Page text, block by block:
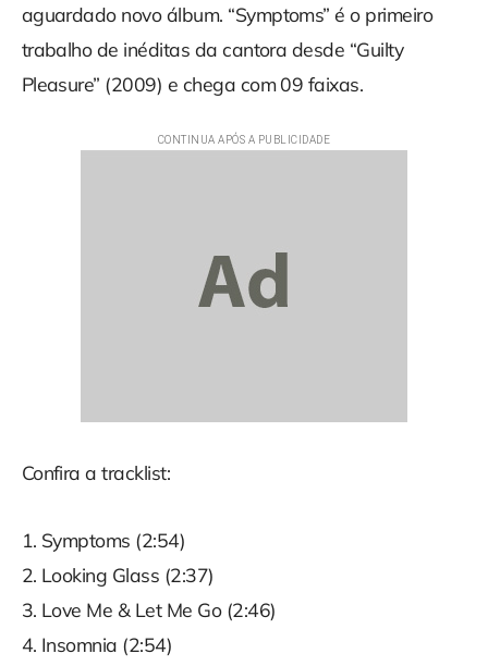
aguardado novo álbum. “Symptoms” é o primeiro
trabalho de inéditas da cantora desde “Guilty
Pleasure” (2009) e chega com 09 faixas.
Confira a tracklist:
1. Symptoms (2:54)
2. Looking Glass (2:37)
3. Love Me & Let Me Go (2:46)
4. Insomnia (2:54)